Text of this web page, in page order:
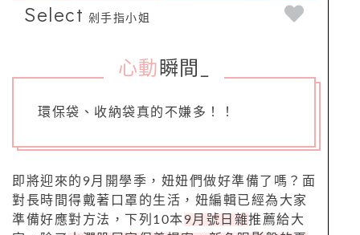
Select 剁手指小姐
心動 瞬間
環保袋、收納袋真的不嫌多！！
即將迎來的9月開學季，妞妞們做好準備了嗎？面
對長時間得戴著口罩的生活，妞編輯已經為大家
準備好應對方法，下列10本9月號日雜推薦給大